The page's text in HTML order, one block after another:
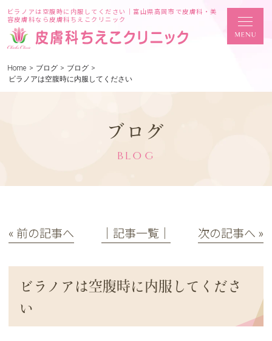
ビラノアは空腹時に内服してください｜富山県高岡市で皮膚科・美
容皮膚科なら皮膚科ちえこクリニック
Home > ブログ > ブログ >
ビラノアは空腹時に内服してください
ブログ
BLOG
« 前の記事へ │記事一覧│ 次の記事へ »
ビラノアは空腹時に内服してくださ
い